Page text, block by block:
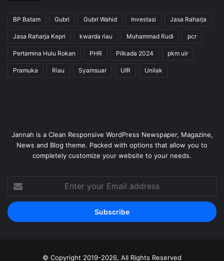
BP Batam Gubri Gubri Wahid Investasi Jasa Raharja
Jasa Raharja Kepri kwarda riau Muhammad Rudi pcr
Pertamina Hulu Rokan PHR Pilkada 2024 pkm uir
Pramuka Riau Syamsuar UIR Unilak
Jannah is a Clean Responsive WordPress Newspaper, Magazine,
News and Blog theme. Packed with options that allow you to
completely customize your website to your needs.
your
Email
address
© Copyright 2019-2026, All Rights Reserved